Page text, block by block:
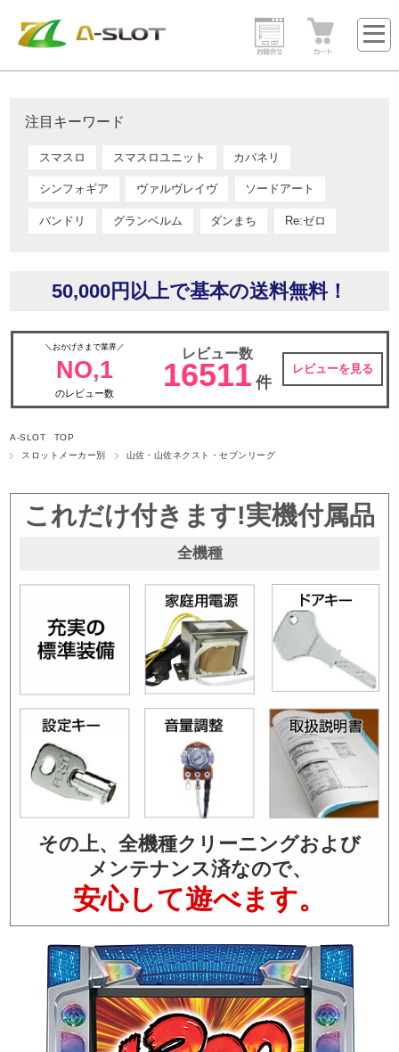
注目キーワード
スマスロ スマスロユニット カバネリ
シンフォギア ヴァルヴレイヴ ソードアート
バンドリ グランベルム ダンまち Re:ゼロ
50,000円以上で基本の送料無料！
＼おかげさまで業界／
NO,1
のレビュー数
レビュー数
16511 件
レビューを見る
A-SLOT TOP
スロットメーカー別
山佐・山佐ネクスト・セブンリーグ
これだけ付きます!実機付属品
全機種
その上、全機種クリーニングおよび
メンテナンス済なので、
安心して遊べます。